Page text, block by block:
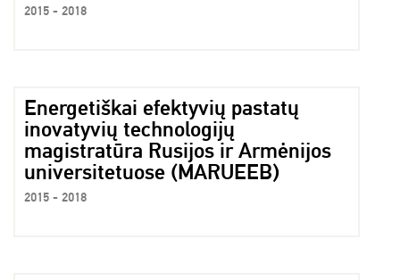
2015 - 2018
Energetiškai efektyvių pastatų
inovatyvių technologijų
magistratūra Rusijos ir Armėnijos
universitetuose (MARUEEB)
2015 - 2018